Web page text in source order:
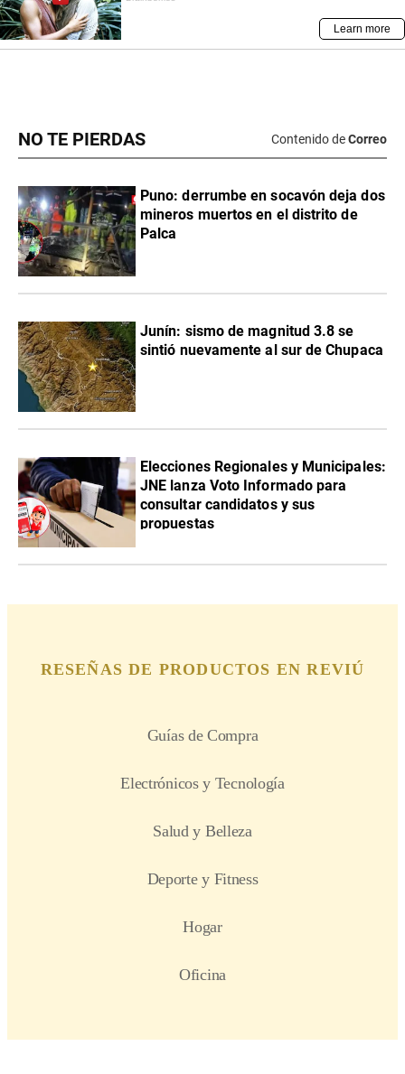
NO TE PIERDAS Contenido deCorreo
Puno: derrumbe en socavón deja dos
mineros muertos en el distrito de
Palca
Junín: sismo de magnitud 3.8 se
sintió nuevamente al sur de Chupaca
Elecciones Regionales y Municipales:
JNE lanza Voto Informado para
consultar candidatos y sus
propuestas